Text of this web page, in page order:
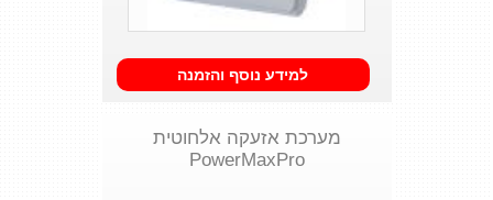
למידע נוסף והזמנה
מערכת אזעקה אלחוטית
PowerMaxPro